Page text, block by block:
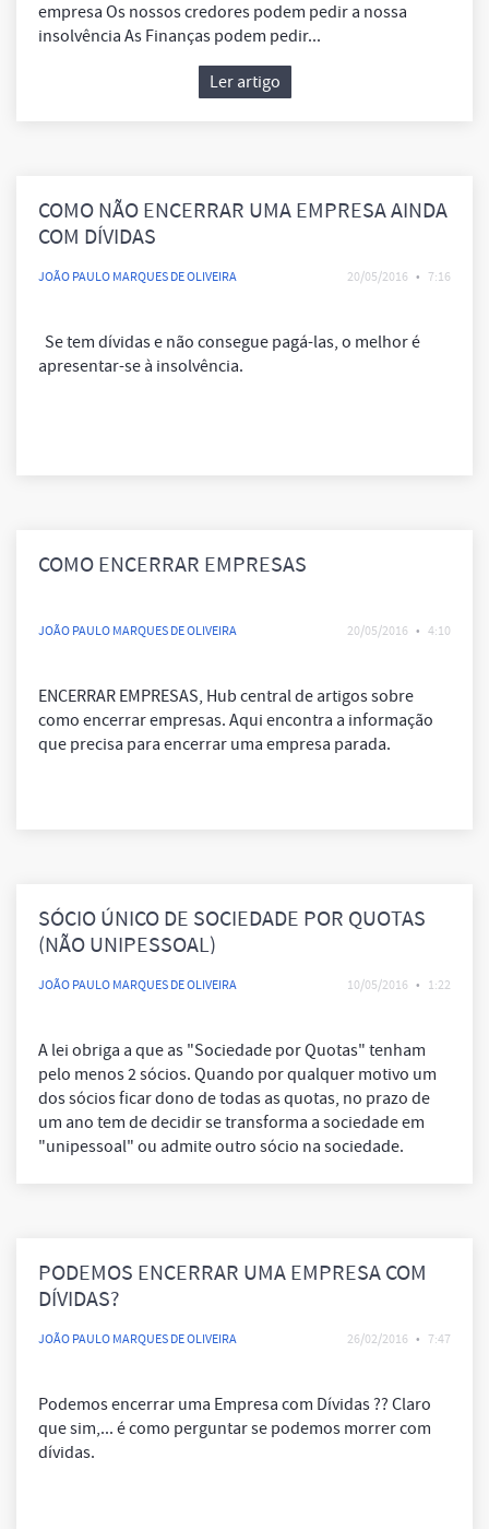
empresa Os nossos credores podem pedir a nossa
insolvência As Finanças podem pedir...
Ler artigo
COMO NÃO ENCERRAR UMA EMPRESA AINDA
COM DÍVIDAS
JOÃO PAULO MARQUES DE OLIVEIRA 20/05/2016 • 7:16
Se tem dívidas e não consegue pagá-las, o melhor é
apresentar-se à insolvência.
COMO ENCERRAR EMPRESAS
JOÃO PAULO MARQUES DE OLIVEIRA 20/05/2016 • 4:10
ENCERRAR EMPRESAS, Hub central de artigos sobre
como encerrar empresas. Aqui encontra a informação
que precisa para encerrar uma empresa parada.
SÓCIO ÚNICO DE SOCIEDADE POR QUOTAS
(NÃO UNIPESSOAL)
JOÃO PAULO MARQUES DE OLIVEIRA 10/05/2016 • 1:22
A lei obriga a que as "Sociedade por Quotas" tenham
pelo menos 2 sócios. Quando por qualquer motivo um
dos sócios ficar dono de todas as quotas, no prazo de
um ano tem de decidir se transforma a sociedade em
"unipessoal" ou admite outro sócio na sociedade.
PODEMOS ENCERRAR UMA EMPRESA COM
DÍVIDAS?
JOÃO PAULO MARQUES DE OLIVEIRA 26/02/2016 • 7:47
Podemos encerrar uma Empresa com Dívidas ?? Claro
que sim,... é como perguntar se podemos morrer com
dívidas.